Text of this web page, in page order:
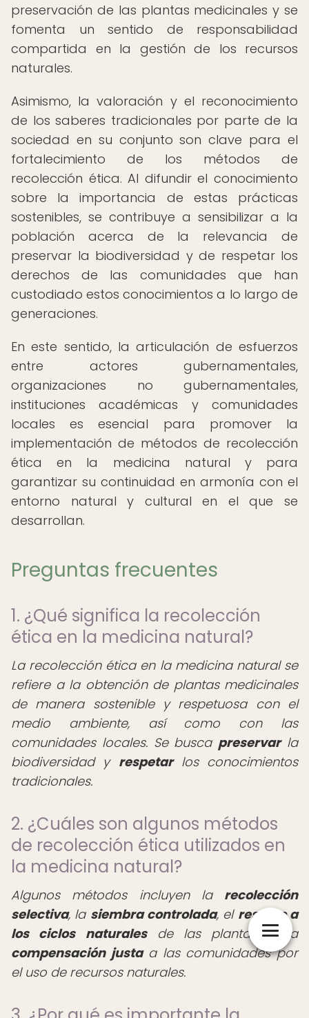
preservación de las plantas medicinales y se
fomenta un sentido de responsabilidad
compartida en la gestión de los recursos
naturales.
Asimismo, la valoración y el reconocimiento
de los saberes tradicionales por parte de la
sociedad en su conjunto son clave para el
fortalecimiento de los métodos de
recolección ética. Al difundir el conocimiento
sobre la importancia de estas prácticas
sostenibles, se contribuye a sensibilizar a la
población acerca de la relevancia de
preservar la biodiversidad y de respetar los
derechos de las comunidades que han
custodiado estos conocimientos a lo largo de
generaciones.
En este sentido, la articulación de esfuerzos
entre actores gubernamentales,
organizaciones no gubernamentales,
instituciones académicas y comunidades
locales es esencial para promover la
implementación de métodos de recolección
ética en la medicina natural y para
garantizar su continuidad en armonía con el
entorno natural y cultural en el que se
desarrollan.
Preguntas frecuentes
1. ¿Qué significa la recolección
ética en la medicina natural?
La recolección ética en la medicina natural se
refiere a la obtención de plantas medicinales
de manera sostenible y respetuosa con el
medio ambiente, así como con las
comunidades locales. Se busca preservarla
biodiversidad y respetarlos conocimientos
tradicionales.
2. ¿Cuáles son algunos métodos
de recolección ética utilizados en
la medicina natural?
Algunos métodos incluyen la recolección
selectiva, la siembra controlada, el respeto a
los ciclos naturalesde las plantas, y la
compensación justaa las comunidades por
el uso de recursos naturales.